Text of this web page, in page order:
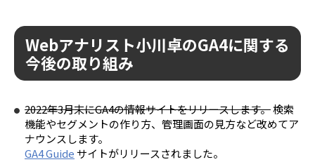
Webアナリスト小川卓のGA4に関する
今後の取り組み
2022年3月末にGA4の情報サイトをリリースします。検索
機能やセグメントの作り方、管理画面の見方など改めてア
ナウンスします。
GA4 Guideサイトがリリースされました。